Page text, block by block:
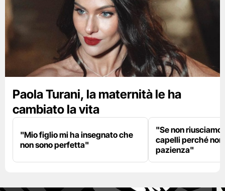
Paola Turani, la maternità le ha
cambiato la vita
"Mio figlio mi ha insegnato che
non sono perfetta"
"Se non riusciamo
capelli perché
pazienza"